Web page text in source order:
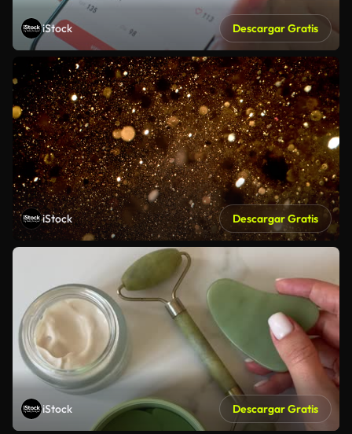
iStock Descargar Gratis
iStock Descargar Gratis
iStock Descargar Gratis